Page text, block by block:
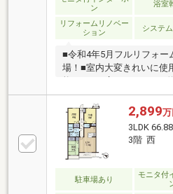
ン
浴室
リフォームリノベー
ション
システ
■令和4年5月フルリフォー
場！■室内大変きれいに使
ッキリとした空間を保て
り、オールシーズン快適
心、小学校保育園など徒
利な商業施設が充実した
近、徒歩1分！■敷地内に
台分ございます
2,899万
3LDK
3階 西
駐車場あり
モニタ付